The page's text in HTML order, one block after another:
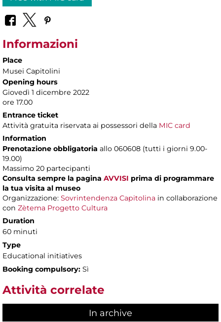
Informazioni
Place
Musei Capitolini
Opening hours
Giovedì 1 dicembre 2022
ore 17.00
Entrance ticket
Attività gratuita riservata ai possessori della MIC card
Information
Prenotazione obbligatoria allo 060608 (tutti i giorni 9.00-
19.00)
Massimo 20 partecipanti
Consulta sempre la pagina AVVISI prima di programmare
la tua visita al museo
Organizzazione: Sovrintendenza Capitolina in collaborazione
con Zètema Progetto Cultura
Duration
60 minuti
Type
Educational initiatives
Booking compulsory: Sì
Attività correlate
In archive